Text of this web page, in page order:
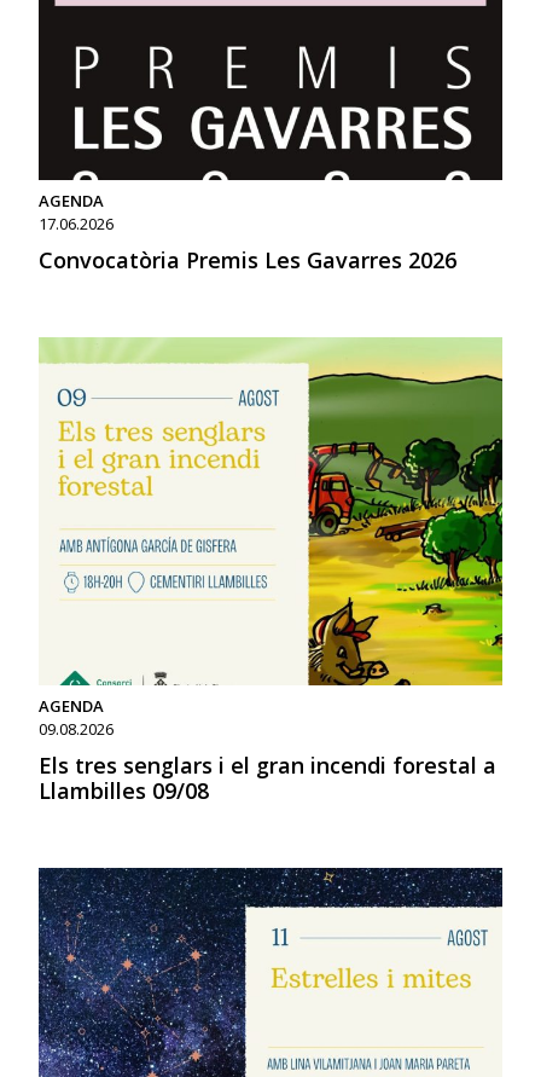
AGENDA
17.06.2026
Convocatòria Premis Les Gavarres 2026
AGENDA
09.08.2026
Els tres senglars i el gran incendi forestal a
Llambilles 09/08